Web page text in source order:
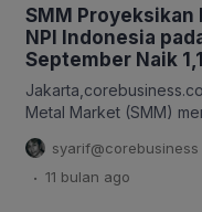
SMM Proyeksikan
NPI Indonesia
September Naik
Metal Market (SMM)
produksi logam dasar
Pig Iron (NPI) sepanjang
SMM memprediksi
syarif@corebusiness
. 11 bulan ago